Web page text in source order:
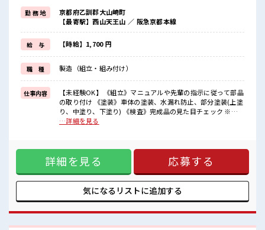
＼遠方の方も安心◎寮完備/
◎ワンルーム寮
◎家電付き1R寮
◎駐車場完備なのでマイカー持ち込みOK
ほかにも...
・赴任時は現地までの移動交通費支給
・寮から自転車やバイク通勤OKの寮もあり※空き状況による
・長岡京駅/京阪淀駅/阪急西山天王山駅から無料送迎バスもあり
さらに大阪で「ハリウッド映画の世界」を体験できるテーマパーク
までは電車で1時間30分ほど♪
大型連休があるので休みの日がワクワクする事間違いなし！
■最短即日入社決定！
■最短2営業日で入寮も可！
※規定有
■職場の雰囲気
《20・30代の男性スタッフさんも活躍中》
職場の人間関係⇒良好♪
未経験でも安心な就業環境！
社内設備もバッチリ★
勤 務 地
京都府乙訓郡大山崎町
【最寄駅】西山天王山 ／ 阪急京都本線
給 与 【時給】1,700 円
職 種 製造（組立・組み付け）
仕事内容
【未経験OK】 《組立》マニュアルや先輩の指示に従って部品
の取り付け 《塗装》車体の塗装、水漏れ防止、部分塗装(上塗
り、中塗り、下塗り) 《検査》完成品の見た目チェック ※適
正を見て、配属先が決定します ※寮アリのお仕事！一人暮ら
月もらえるからお財布が潤いまくり！ ＼遠方の方も安心◎寮
完備/ ◎ワンルーム寮 ◎家電付き1R寮 ◎駐車場完備なのでマ
イカー持ち込みOK ほかにも... ・赴任時は現地までの移動交通
費支給 ・寮から自転車やバイク通勤OKの寮もあり※空き状況
による ・長岡京駅/京阪淀駅/阪急西山天王山駅から無料送迎
バスもあり さらに大阪で「ハリウッド映画の世界」を体験で
あるので休みの日がワクワクする事間違いなし！ ■最短即日
入社決定！ 条件があえば応募のその日に入社決定もできる！
…詳細を見る
詳細を見る 応募する
気になるリストに追加する